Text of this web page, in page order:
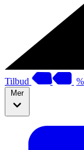
Tilbud %
Mer